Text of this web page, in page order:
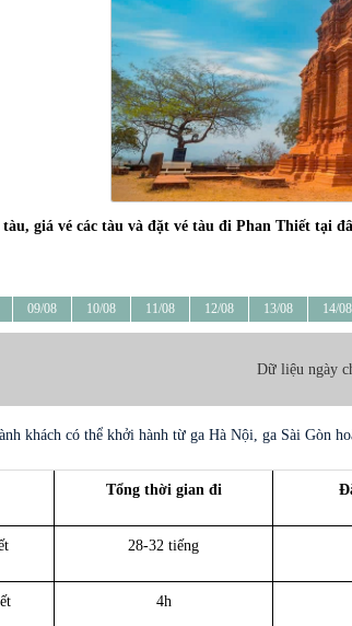
giá vé các tàu và đặt vé tàu đi Phan Thiết tại
09/08 10/08 11/08 12/08 13/08 14/08
Dữ liệu ngày
khách có thể khởi hành từ ga Hà Nội, ga Sài Gòn
Tổng thời gian đi
28-32 tiếng
4h